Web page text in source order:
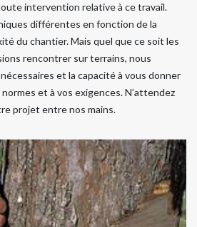
intervention relative à ce travail.
différentes en fonction de la
du chantier. Mais quel que ce soit les
rencontrer sur terrains, nous
et la capacité à vous donner
et à vos exigences. N’attendez
projet entre nos mains.